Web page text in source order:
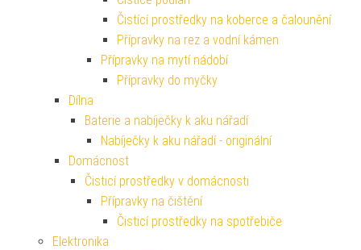
Čistící prostředky na koberce a čalounění
Přípravky na rez a vodní kámen
Přípravky na mytí nádobí
Přípravky do myčky
Dílna
Baterie a nabíječky k aku nářadí
Nabíječky k aku nářadí - originální
Domácnost
Čisticí prostředky v domácnosti
Přípravky na čištění
Čisticí prostředky na spotřebiče
Elektronika